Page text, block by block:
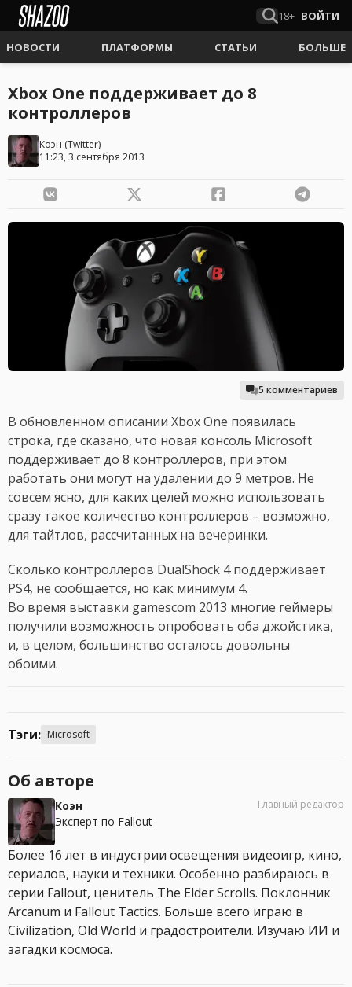
18+ ВОЙТИ
НОВОСТИ ПЛАТФОРМЫ СТАТЬИ БОЛЬШЕ
Xbox One поддерживает до 8
контроллеров
Коэн (Twitter)
11:23, 3 сентября 2013
5 комментариев
В обновленном описании Xbox One появилась
строка, где сказано, что новая консоль Microsoft
поддерживает до 8 контроллеров, при этом
работать они могут на удалении до 9 метров. Не
совсем ясно, для каких целей можно использовать
сразу такое количество контроллеров – возможно,
для тайтлов, рассчитанных на вечеринки.
Сколько контроллеров DualShock 4 поддерживает
PS4, не сообщается, но как минимум 4.
Во время выставки gamescom 2013 многие геймеры
получили возможность опробовать оба джойстика,
и, в целом, большинство осталось довольны
обоими.
Тэги: Microsoft
Об авторе
Коэн
Эксперт по Fallout
Главный редактор
Более 16 лет в индустрии освещения видеоигр, кино,
сериалов, науки и техники. Особенно разбираюсь в
серии Fallout, ценитель The Elder Scrolls. Поклонник
Arcanum и Fallout Tactics. Больше всего играю в
Civilization, Old World и градостроители. Изучаю ИИ и
загадки космоса.